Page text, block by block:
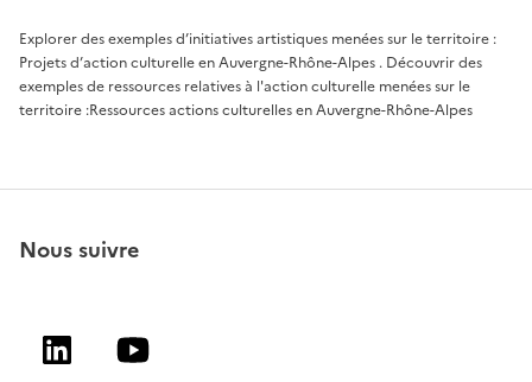
Explorer des exemples d’initiatives artistiques menées sur le territoire :
Projets d’action culturelle en Auvergne-Rhône-Alpes . Découvrir des
exemples de ressources relatives à l'action culturelle menées sur le
territoire :Ressources actions culturelles en Auvergne-Rhône-Alpes
Nous suivre
LinkedinYoutube